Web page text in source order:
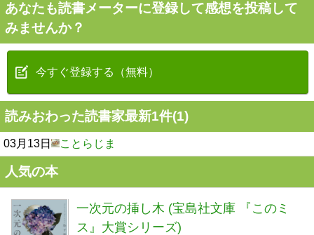
あなたも読書メーターに登録して感想を投稿して
みませんか？
今すぐ登録する（無料）
読みおわった読書家最新1件(1)
03月13日 ことらじま
人気の本
一次元の挿し木 (宝島社文庫 『このミ
ス』大賞シリーズ)